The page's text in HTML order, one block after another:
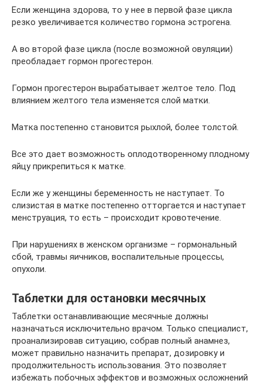
Если женщина здорова, то у нее в первой фазе цикла
резко увеличивается количество гормона эстрогена.
А во второй фазе цикла (после возможной овуляции)
преобладает гормон прогестерон.
Гормон прогестерон вырабатывает желтое тело. Под
влиянием желтого тела изменяется слой матки.
Матка постепенно становится рыхлой, более толстой.
Все это дает возможность оплодотворенному плодному
яйцу прикрепиться к матке.
Если же у женщины беременность не наступает. То
слизистая в матке постепенно отторгается и наступает
менструация, то есть – происходит кровотечение.
При нарушениях в женском организме – гормональный
сбой, травмы яичников, воспалительные процессы,
опухоли.
Таблетки для остановки месячных
Таблетки останавливающие месячные должны
назначаться исключительно врачом. Только специалист,
проанализировав ситуацию, собрав полный анамнез,
может правильно назначить препарат, дозировку и
продолжительность использования. Это позволяет
избежать побочных эффектов и возможных осложнений